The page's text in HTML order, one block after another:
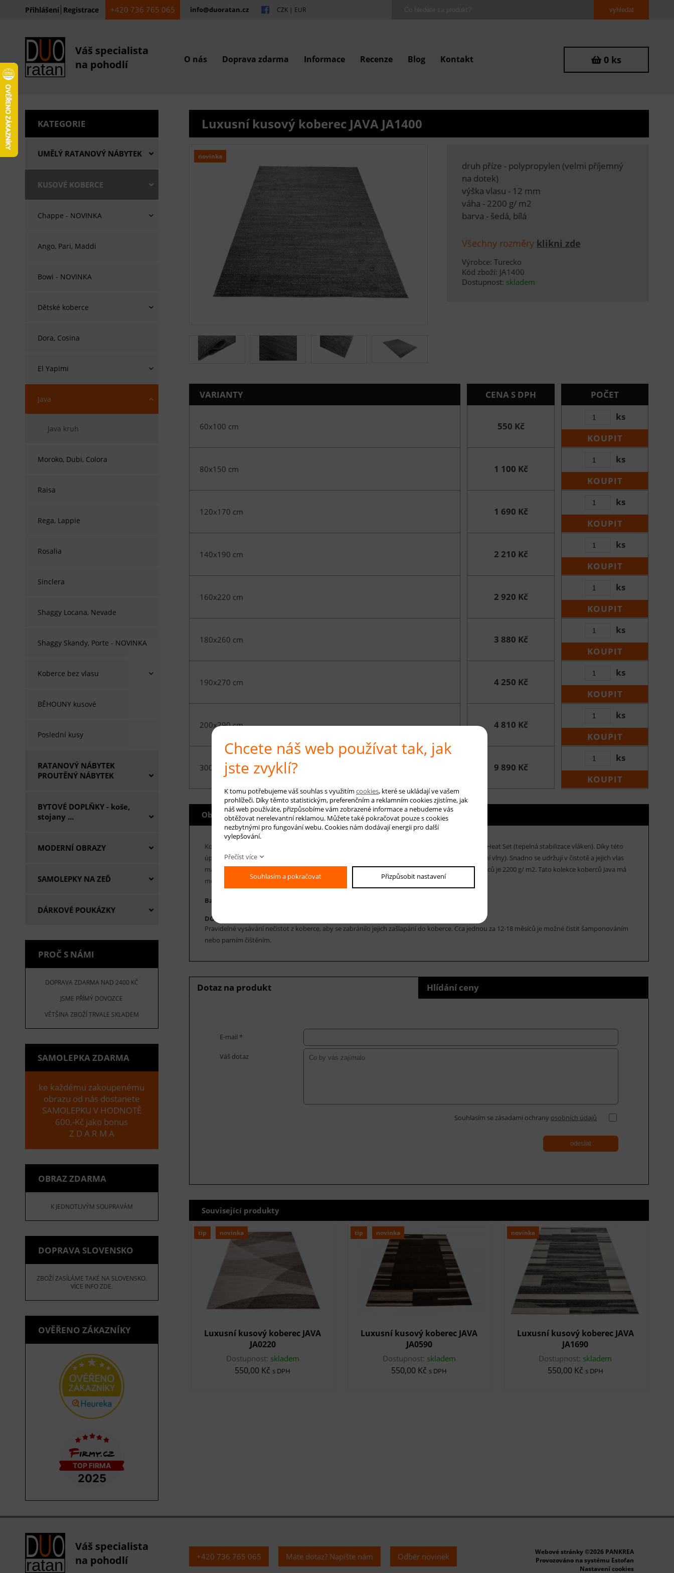
Přihlášení Registrace +420 736 765 065 info@duoratan.cz CZK | EUR
Váš specialista
na pohodlí
O nás Doprava zdarma Informace Recenze Blog Kontakt 0 ks
KATEGORIE
UMĚLÝ RATANOVÝ NÁBYTEK
KUSOVÉ KOBERCE
Chappe - NOVINKA
Ango, Pari, Maddi
Bowi - NOVINKA
Dětské koberce
Dora, Cosina
El Yapimi
Java
Java kruh
Moroko, Dubi, Colora
Raisa
Rega, Lappie
Rosalia
Sinclera
Shaggy Locana, Nevade
Shaggy Skandy, Porte - NOVINKA
Koberce bez vlasu
BĚHOUNY kusové
Poslední kusy
RATANOVÝ NÁBYTEK
PROUTĚNÝ NÁBYTEK
BYTOVÉ DOPLŇKY - koše,
stojany ...
MODERNÍ OBRAZY
SAMOLEPKY NA ZEĎ
DÁRKOVÉ POUKÁZKY
PROČ S NÁMI
DOPRAVA ZDARMA NAD 2400 KČ
JSME PŘÍMÝ DOVOZCE
VĚTŠINA ZBOŽÍ TRVALE SKLADEM
SAMOLEPKA ZDARMA
ke každému zakoupenému
obrazu od nás dostanete
SAMOLEPKU V HODNOTĚ
600,-Kč jako bonus
Z D A R M A
OBRAZ ZDARMA
K JEDNOTLIVÝM SOUPRAVÁM
DOPRAVA SLOVENSKO
ZBOŽÍ ZASÍLÁME TAKÉ NA SLOVENSKO.
VÍCE INFO ZDE.
OVĚŘENO ZÁKAZNÍKY
Luxusní kusový koberec JAVA JA1400
novinka
druh příze - polypropylen (velmi příjemný
na dotek)
výška vlasu - 12 mm
váha - 2200 g/ m2
barva - šedá, bílá
Všechny rozměry klikni zde
Výrobce: Turecko
Kód zboží: JA1400
Dostupnost: skladem
VARIANTY CENA S DPH POČET
60x100 cm 550 Kč
ks
KOUPIT
80x150 cm 1 100 Kč
ks
KOUPIT
120x170 cm 1 690 Kč
ks
KOUPIT
140x190 cm 2 210 Kč
ks
KOUPIT
160x220 cm 2 920 Kč
ks
KOUPIT
180x260 cm 3 880 Kč
ks
KOUPIT
190x270 cm 4 250 Kč
ks
KOUPIT
200x290 cm 4 810 Kč
ks
KOUPIT
300x400 cm 9 890 Kč
ks
KOUPIT
Obecné info
Koberce z kolekce Java jsou vyrobeny ze 100% polypropylenových vláken opatřených úpravou Heat Set (tepelná stabilizace vláken). Díky této
úpravě jsou koberce Java měkké na dotek (věrně imitují vzhled ručně tkaných koberců z přírodní vlny). Snadno se udržují v čistotě a jejich vlas
má vyšší odolnost vůči sešlapání. Koberce Java mají hustý vlas o výšce 12 mm, hmotnost koberců je 2200 g/ m2. Tato kolekce koberců Java má
moderní design - geometrické tvary a výrazné syté barvy.
Barva koberce: šedá, bílá
DOPORUČENÁ ÚDRŽBA:
Pravidelné vysávání nečistot z koberce, aby se zabránilo jejich zašlapání do koberce. Cca jednou za 12-18 měsíců je možné čistit šamponováním
nebo parním čištěním.
Dotaz na produkt Hlídání ceny
E-mail *
Váš dotaz
Souhlasím se zásadami ochrany osobních údajů
odeslat
Související produkty
tip novinka
Luxusní kusový koberec JAVA
JA0220
Dostupnost: skladem
550,00 Kč s DPH
tip novinka
Luxusní kusový koberec JAVA
JA0590
Dostupnost: skladem
550,00 Kč s DPH
novinka
Luxusní kusový koberec JAVA
JA1690
Dostupnost: skladem
550,00 Kč s DPH
Váš specialista
na pohodlí
+420 736 765 065 Máte dotaz? Napište nám Odběr novinek
Webové stránky ©2026 PANKREA
Provozováno na systému Estofan
Nastavení cookies
Chcete náš web používat tak, jak
jste zvyklí?
K tomu potřebujeme váš souhlas s využitím cookies, které se ukládají ve vašem
prohlížeči. Díky těmto statistickým, preferenčním a reklamním cookies zjistíme, jak
náš web používáte, přizpůsobíme vám zobrazené informace a nebudeme vás
obtěžovat nerelevantní reklamou. Můžete také pokračovat pouze s cookies
nezbytnými pro fungování webu. Cookies nám dodávají energii pro další
vylepšování.
Přečíst více
Souhlasím a pokračovat Přizpůsobit nastavení